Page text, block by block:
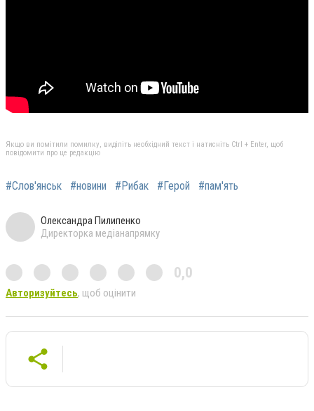
Якщо ви помітили помилку, виділіть необхідний текст і натисніть Ctrl + Enter, щоб
повідомити про це редакцію
#Слов'янськ #новини #Рибак #Герой #пам'ять
Олександра Пилипенко
Директорка медіанапрямку
0,0
Авторизуйтесь, щоб оцінити